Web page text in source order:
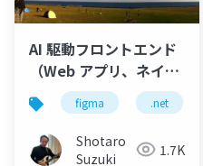
AI 駆動フロントエンド
（Web アプリ、ネイテ
ィブモバイルアプリ）
開発ツール等最新アッ
プデート
figma .net
Shotaro
Suzuki
1.7K